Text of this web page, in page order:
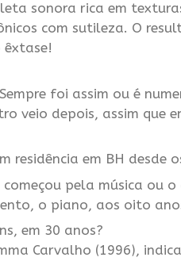
sonora rica em
com sutileza. O
êxtase!
foi assim ou é
veio depois, assim
residência em BH desde
pela música ou
o piano, aos oito
em 30 anos?
Carvalho (1996),